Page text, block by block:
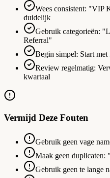
Wees consistent: "VIP
duidelijk
Gebruik categorieën:
Referral"
Begin simpel: Start met
Review regelmatig:
kwartaal
Vermijd Deze Fouten
Gebruik geen vage
Maak geen
Gebruik geen te lange